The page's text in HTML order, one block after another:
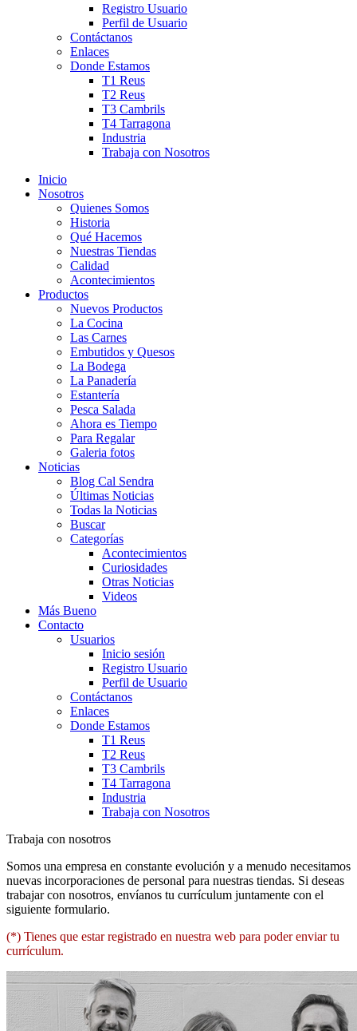
Registro Usuario
Perfil de Usuario
Contáctanos
Enlaces
Donde Estamos
T1 Reus
T2 Reus
T3 Cambrils
T4 Tarragona
Industria
Trabaja con Nosotros
Inicio
Nosotros
Quienes Somos
Historia
Qué Hacemos
Nuestras Tiendas
Calidad
Acontecimientos
Productos
Nuevos Productos
La Cocina
Las Carnes
Embutidos y Quesos
La Bodega
La Panadería
Estantería
Pesca Salada
Ahora es Tiempo
Para Regalar
Galeria fotos
Noticias
Blog Cal Sendra
Últimas Noticias
Todas la Noticias
Buscar
Categorías
Acontecimientos
Curiosidades
Otras Noticias
Videos
Más Bueno
Contacto
Usuarios
Inicio sesión
Registro Usuario
Perfil de Usuario
Contáctanos
Enlaces
Donde Estamos
T1 Reus
T2 Reus
T3 Cambrils
T4 Tarragona
Industria
Trabaja con Nosotros
Trabaja con nosotros
Somos una empresa en constante evolución y a menudo necesitamos
nuevas incorporaciones de personal para nuestras tiendas. Si deseas
trabajar con nosotros, envíanos tu currículum juntamente con el
siguiente formulario.
(*) Tienes que estar registrado en nuestra web para poder enviar tu
currículum.